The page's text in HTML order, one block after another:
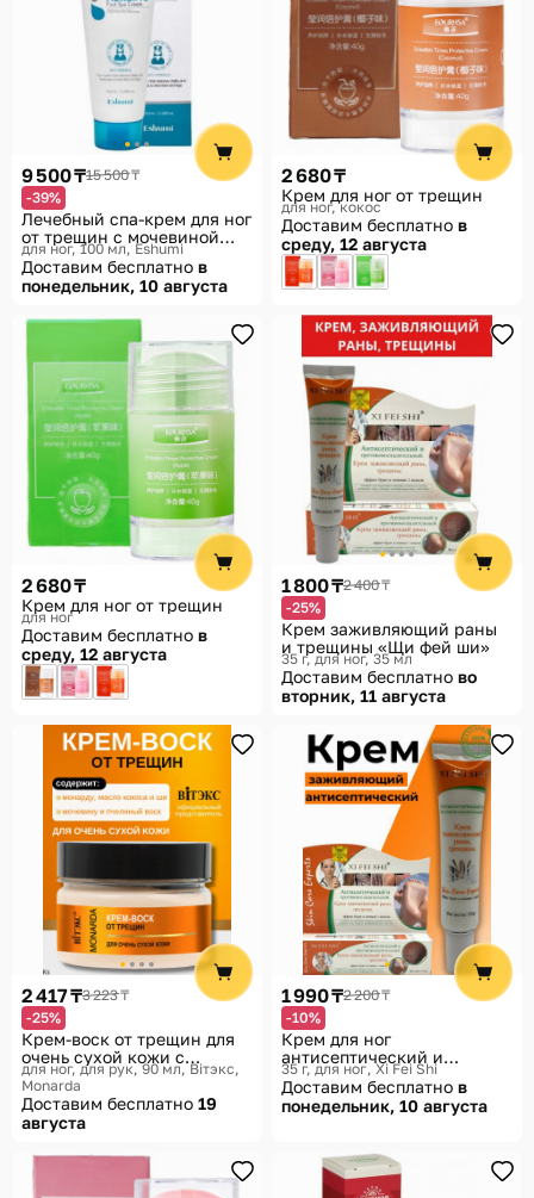
9 500 ₸15 500 ₸
-39%
Лечебный спа-крем для ног
от трещин с мочевиной
«Healing Foot Spa Cream»
для ног, 100 мл Eshumi
Доставим бесплатно в
понедельник, 10 августа
2 680 ₸
Крем для ног от трещин
для ног, кокос
Доставим бесплатно в
среду, 12 августа
2 680 ₸
Крем для ног от трещин
для ног
Доставим бесплатно в
среду, 12 августа
1 800 ₸2 400 ₸
-25%
Крем заживляющий раны
и трещины «Щи фей ши»
35 г, для ног, 35 мл
Доставим бесплатно во
вторник, 11 августа
2 417 ₸3 223 ₸
-25%
Крем-воск от трещин для
очень сухой кожи с
целебным экстрактом
монарды и мочевиной
для ног, для рук, 90 мл Вiтэкс,
Monarda
Доставим бесплатно 19
августа
1 990 ₸2 200 ₸
-10%
Крем для ног
антисептический и
противовоспалительный
35 г, для ног Xi Fei Shi
Доставим бесплатно в
понедельник, 10 августа